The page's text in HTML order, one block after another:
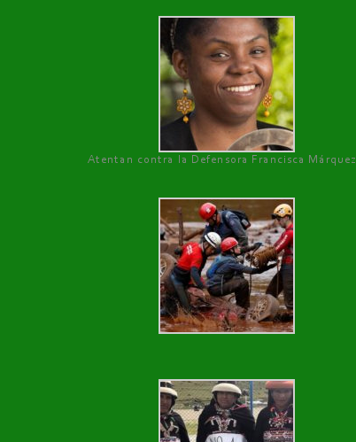
Atentan contra la Defensora Francisca Márquez